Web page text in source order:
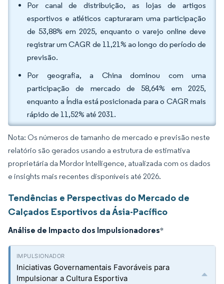
Por canal de distribuição, as lojas de artigos
esportivos e atléticos capturaram uma participação
de 53,88% em 2025, enquanto o varejo online deve
registrar um CAGR de 11,21% ao longo do período de
previsão.
Por geografia, a China dominou com uma
participação de mercado de 58,64% em 2025,
enquanto a Índia está posicionada para o CAGR mais
rápido de 11,52% até 2031.
Nota: Os números de tamanho de mercado e previsão neste
relatório são gerados usando a estrutura de estimativa
proprietária da Mordor Intelligence, atualizada com os dados
e insights mais recentes disponíveis até 2026.
Tendências e Perspectivas do Mercado de
Calçados Esportivos da Ásia-Pacífico
Análise de Impacto dos Impulsionadores*
Iniciativas Governamentais Favoráveis para
Impulsionar a Cultura Esportiva